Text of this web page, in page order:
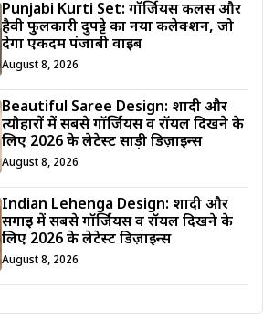
Punjabi Kurti Set: गॉर्जियस कलर्स और
हैवी फुलकारी दुपट्टे का नया कलेक्शन, जो
देगा एकदम पंजाबी वाइब
August 8, 2026
Beautiful Saree Design: शादी और
त्यौहारों में सबसे गॉर्जियस व रॉयल दिखने के
लिए 2026 के लेटेस्ट साड़ी डिज़ाइन्स
August 8, 2026
Indian Lehenga Design: शादी और
सगाई में सबसे गॉर्जियस व रॉयल दिखने के
लिए 2026 के लेटेस्ट डिज़ाइन्स
August 8, 2026